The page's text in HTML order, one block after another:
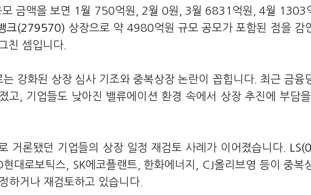
모 금액을 보면 1월 750억원, 2월 0원, 3월 6831억원, 4월 1303
크(279570) 상장으로 약 4980억원 규모 공모가 포함된 점을 감
친 셈입니다.
강화된 상장 심사 기조와 중복상장 논란이 꼽힙니다. 최근 금융
고, 기업들도 낮아진 밸류에이션 환경 속에서 상장 추진에 부담
거론됐던 기업들의 상장 일정 재검토 사례가 이어졌습니다.
대로보틱스, SK에코플랜트, 한화에너지, CJ올리브영 등이 중복
하거나 재검토하고 있습니다.